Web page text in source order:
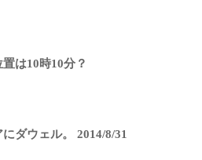
は10時10分？
ダウェル。 2014/8/31